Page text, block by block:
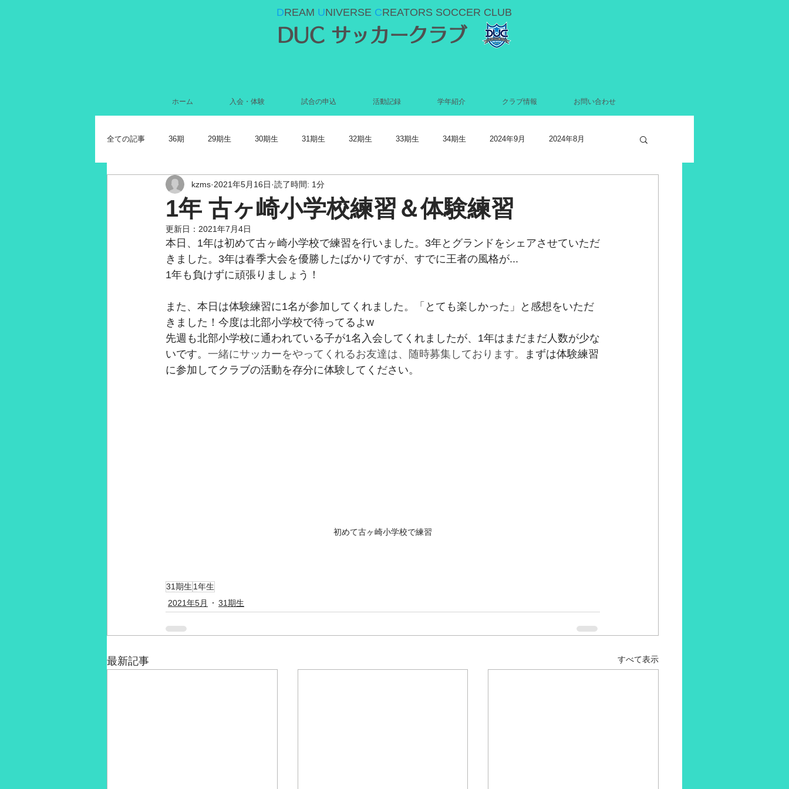
DREAM UNIVERSE CREATORS SOCCER CLUB
DUC サッカークラブ
ホーム 入会・体験 試合の申込 活動記録 学年紹介 クラブ情報 お問い合わせ
全ての記事 36期 29期生 30期生 31期生 32期生 33期生 34期生 2024年9月 2024年8月
2024年7月 2022年11月 2022年5月 2022年4月
2021年11月 2021年10月
2021年2月 28期生 27期生
1年 古ヶ崎小学校練習＆体験練習
kzms 2021年5月16日 読了時間: 1分
更新日： 2021年7月4日
本日、1年は初めて古ヶ崎小学校で練習を行いました。3年とグランドをシェアさせていただ
きました。3年は春季大会を優勝したばかりですが、すでに王者の風格が...
1年も負けずに頑張りましょう！
また、本日は体験練習に1名が参加してくれました。「とても楽しかった」と感想をいただ
きました！今度は北部小学校で待ってるよw
先週も北部小学校に通われている子が1名入会してくれましたが、1年はまだまだ人数が少な
いです。 一緒にサッカーをやってくれるお友達は、随時募集しております。
まずは体験練習
に参加してクラブの活動を存分に体験してください。
初めて古ヶ崎小学校で練習
31期生 1年生
2021年5月
31期生
最新記事 すべて表示